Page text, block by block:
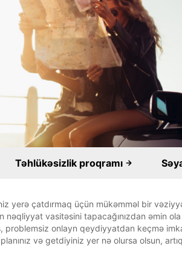
Təhlükəsizlik proqramı
yerə çatdırmaq üçün mükəmməl bir
vasitəsini tapacağınızdan əmin
onlayn qeydiyyatdan keçmə
və getdiyiniz yer nə olursa olsun,